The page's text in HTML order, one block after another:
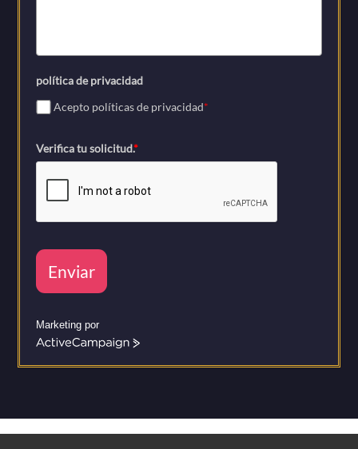
política de privacidad
Acepto políticas de privacidad*
Verifica tu solicitud.*
Enviar
Marketing por
A